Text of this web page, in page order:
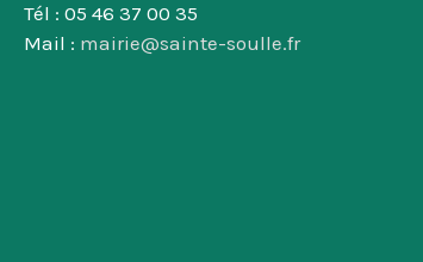
Tél : 05 46 37 00 35
Mail : mairie@sainte-soulle.fr